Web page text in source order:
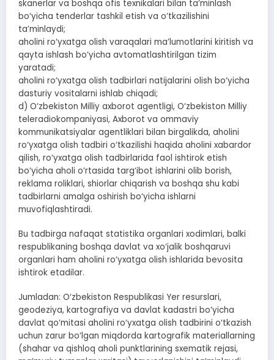
skanerlar va boshqa ofis texnikalari bilan ta’minlash
bo‘yicha tenderlar tashkil etish va o‘tkazilishini
ta’minlaydi;
aholini ro‘yxatga olish varaqalari ma’lumotlarini kiritish va
qayta ishlash bo‘yicha avtomatlashtirilgan tizim
yaratadi;
aholini ro‘yxatga olish tadbirlari natijalarini olish bo‘yicha
dasturiy vositalarni ishlab chiqadi;
d) O‘zbekiston Milliy axborot agentligi, O‘zbekiston Milliy
teleradiokompaniyasi, Axborot va ommaviy
kommunikatsiyalar agentliklari bilan birgalikda, aholini
ro‘yxatga olish tadbiri o‘tkazilishi haqida aholini xabardor
qilish, ro‘yxatga olish tadbirlarida faol ishtirok etish
bo‘yicha aholi o‘rtasida targ‘ibot ishlarini olib borish,
reklama roliklari, shiorlar chiqarish va boshqa shu kabi
tadbirlarni amalga oshirish bo‘yicha ishlarni
muvofiqlashtiradi.
Bu tadbirga nafaqat statistika organlari xodimlari, balki
respublikaning boshqa davlat va xo‘jalik boshqaruvi
organlari ham aholini ro‘yxatga olish ishlarida bevosita
ishtirok etadilar.
Jumladan: O‘zbekiston Respublikasi Yer resurslari,
geodeziya, kartografiya va davlat kadastri bo‘yicha
davlat qo‘mitasi aholini ro‘yxatga olish tadbirini o‘tkazish
uchun zarur bo‘lgan miqdorda kartografik materiallarning
(shahar va qishloq aholi punktlarining sxematik rejasi,